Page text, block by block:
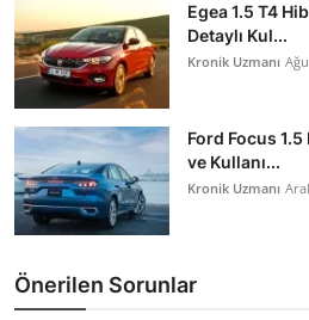
Egea 1.5 T4
Detaylı Kul...
Kronik Uzmanı
Ford Focus
ve Kullanı...
Kronik Uzmanı
Önerilen Sorunlar